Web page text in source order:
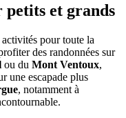
et grands
pour toute la
des randonnées sur
ou du Mont Ventoux,
une escapade plus
, notamment à